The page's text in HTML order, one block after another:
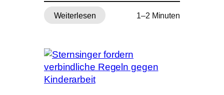
Weiterlesen
:
Erstmals
werden
die
Gebeine
1–2 Minuten